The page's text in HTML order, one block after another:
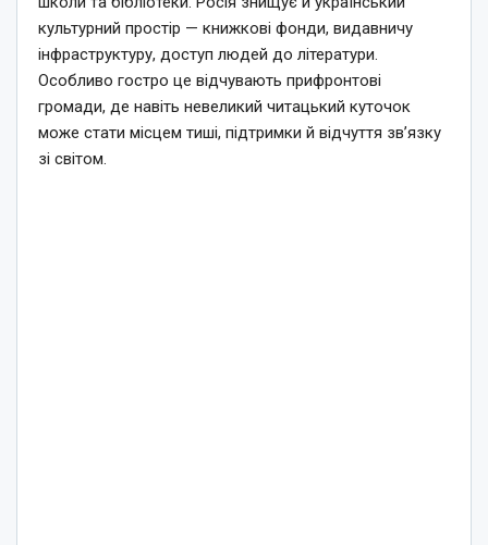
культурний простір — книжкові фонди, видавничу
інфраструктуру, доступ людей до літератури.
Особливо гостро це відчувають прифронтові
громади, де навіть невеликий читацький куточок
може стати місцем тиші, підтримки й відчуття зв’язку
зі світом.